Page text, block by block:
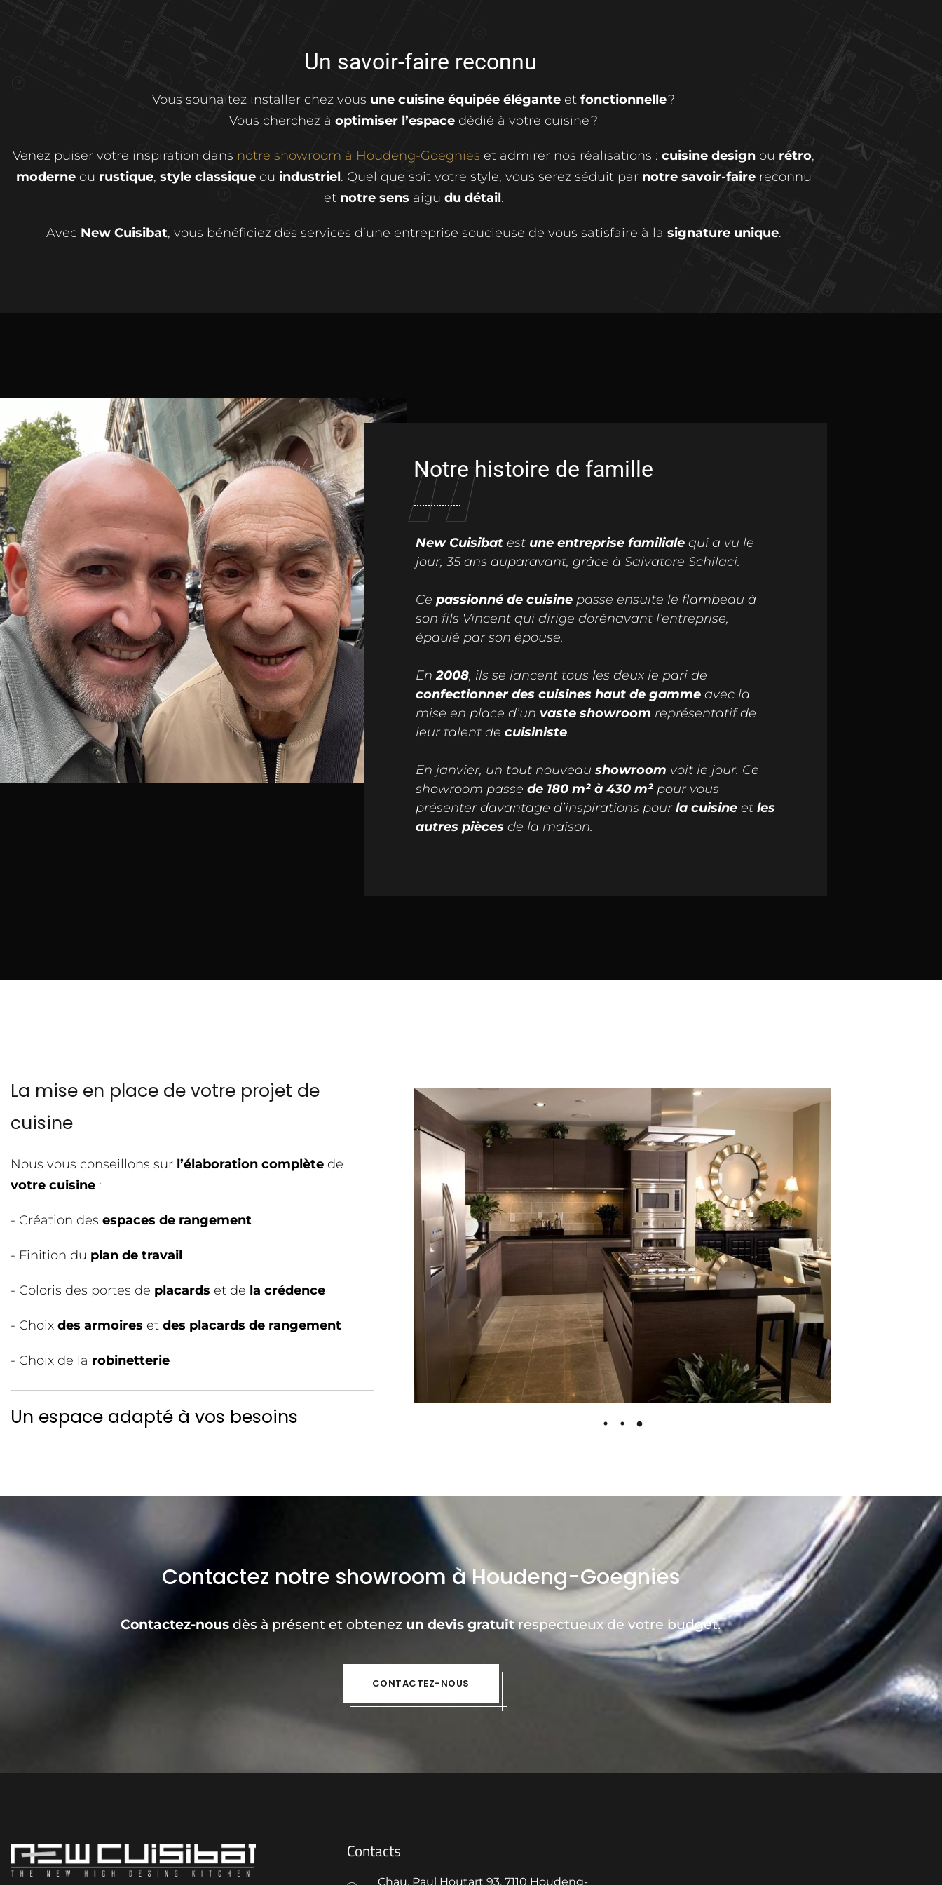
Un savoir-faire reconnu
Vous souhaitez installer chez vous une cuisine équipée élégante et fonctionnelle?
Vous cherchez à optimiser l’espace dédié à votre cuisine ?
Venez puiser votre inspiration dans notre showroom à Houdeng-Goegnies et admirer nos réalisations : cuisine design ou rétro,
moderneou rustique, style classiqueou industriel. Quel que soit votre style, vous serez séduit par notre savoir-fairereconnu
et notre sens aigu du détail.
Avec New Cuisibat, vous bénéficiez des services d’une entreprise soucieuse de vous satisfaire à la signature unique.
“
Notre histoire de famille
New Cuisibatest une entreprise familialequi a vu le
jour, 35 ans auparavant, grâce à Salvatore Schilaci.
Ce passionné de cuisinepasse ensuite le flambeau à
son fils Vincent qui dirige dorénavant l’entreprise,
épaulé par son épouse.
En2008, ils se lancent tous les deux le pari de
confectionner des cuisines haut de gammeavec la
mise en place d’un vaste showroom représentatif de
leur talent de cuisiniste.
En janvier, un tout nouveau showroom voit le jour. Ce
showroom passe de 180 m² à 430 m²pour vous
présenter davantage d’inspirations pourla cuisineet les
autres piècesde la maison.
La mise en place de votre projet de
cuisine
Nous vous conseillons sur l’élaboration complète de
votre cuisine :
- Création des espaces de rangement
- Finition du plan de travail
- Coloris des portes de placards et de la crédence
- Choix des armoires et des placards de rangement
- Choix de la robinetterie
Un espace adapté à vos besoins
Contactez notre showroom à Houdeng-Goegnies
Contactez-nous dès à présent et obtenez un devis gratuitrespectueux de votre budget.
CONTACTEZ-NOUS
Contacts
Chau. Paul Houtart 93, 7110 Houdeng-